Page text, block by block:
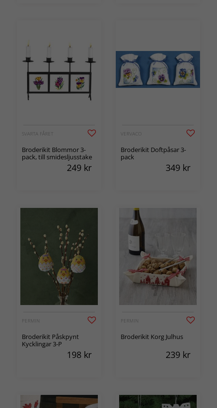
SVARTA FÅRET
Broderikit Blommor 3-
pack, till smidesljusstake
249 kr
VERVACO
Broderikit Doftpåsar 3-
pack
349 kr
PERMIN
Broderikit Påskpynt
Kycklingar 3-P
198 kr
PERMIN
Broderikit Korg Julhus
239 kr